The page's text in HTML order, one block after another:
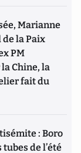
Marianne
de la Paix
PM
Chine, la
fait du
: Boro
de l’été